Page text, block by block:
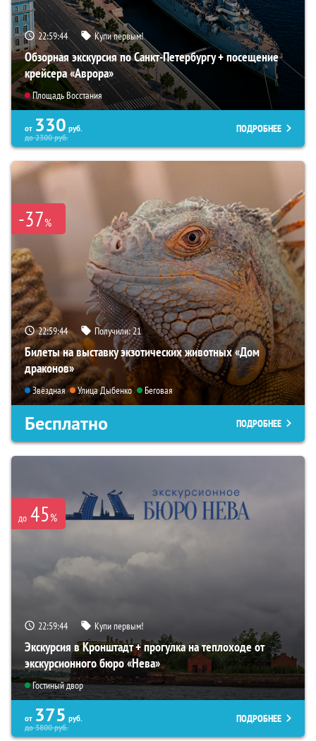
22:59:43 Купи первым!
Обзорная экскурсия по Санкт-Петербургу + посещение
крейсера «Аврора»
Площадь Восстания
от 330 руб.
до2300руб.
ПОДРОБНЕЕ
-37%
22:59:43 Получили:21
Билеты на выставку экзотических животных «Дом
драконов»
Звёздная Улица Дыбенко Беговая
Бесплатно ПОДРОБНЕЕ
до 45%
22:59:43 Купи первым!
Экскурсия в Кронштадт + прогулка на теплоходе от
экскурсионного бюро «Нева»
Гостиный двор
от 375 руб.
до3800руб.
ПОДРОБНЕЕ